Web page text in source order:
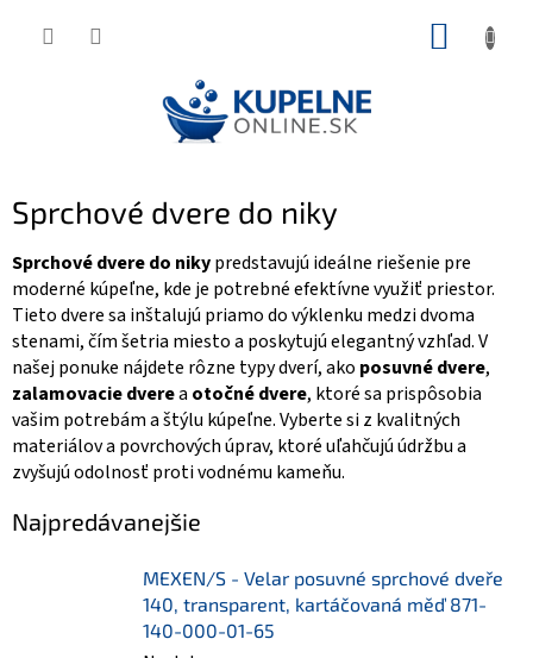
Sprchové dvere do niky
Sprchové dvere do nikypredstavujú ideálne riešenie pre
moderné kúpeľne, kde je potrebné efektívne využiť priestor.
Tieto dvere sa inštalujú priamo do výklenku medzi dvoma
stenami, čím šetria miesto a poskytujú elegantný vzhľad. V
našej ponuke nájdete rôzne typy dverí, ako posuvné dvere,
zalamovacie dverea otočné dvere, ktoré sa prispôsobia
vašim potrebám a štýlu kúpeľne. Vyberte si z kvalitných
materiálov a povrchových úprav, ktoré uľahčujú údržbu a
zvyšujú odolnosť proti vodnému kameňu.
Najpredávanejšie
MEXEN/S - Velar posuvné sprchové dveře
140, transparent, kartáčovaná měď 871-
140-000-01-65